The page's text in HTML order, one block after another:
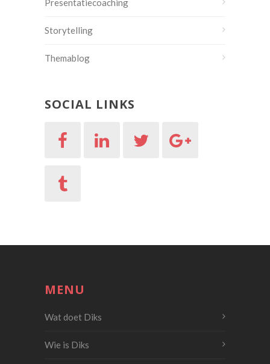
Presentatiecoaching
Storytelling
Themablog
SOCIAL LINKS
MENU
Wat doet Diks
Wie is Diks